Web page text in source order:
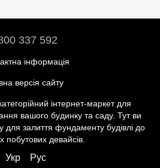
337 592
інформація
версія сайту
інтернет-маркет для
вашого будинку та саду. Тут ви
для залиття фундаменту будівлі до
побутових девайсів.
Укр Рус